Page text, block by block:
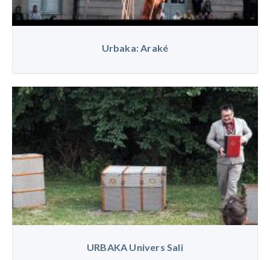
Urbaka: Araké
URBAKA Univers Sali